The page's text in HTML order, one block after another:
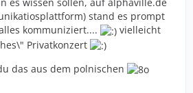
stand es prompt
kommuniziert....
vielleicht
Privatkonzert
das aus dem polnischen